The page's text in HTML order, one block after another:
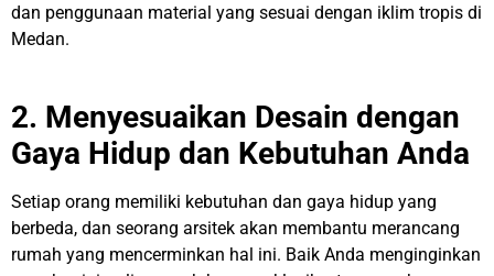
dan penggunaan material yang sesuai dengan iklim tropis di
Medan.
2. Menyesuaikan Desain dengan
Gaya Hidup dan Kebutuhan Anda
Setiap orang memiliki kebutuhan dan gaya hidup yang
berbeda, dan seorang arsitek akan membantu merancang
rumah yang mencerminkan hal ini. Baik Anda menginginkan